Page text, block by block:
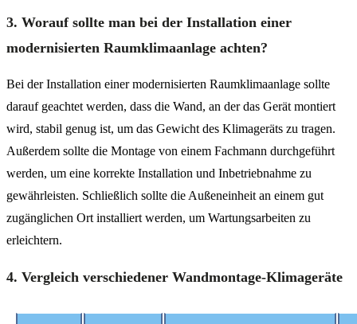
3. Worauf sollte man bei der Installation einer
modernisierten Raumklimaanlage achten?
Bei der Installation einer modernisierten Raumklimaanlage sollte
darauf geachtet werden, dass die Wand, an der das Gerät montiert
wird, stabil genug ist, um das Gewicht des Klimageräts zu tragen.
Außerdem sollte die Montage von einem Fachmann durchgeführt
werden, um eine korrekte Installation und Inbetriebnahme zu
gewährleisten. Schließlich sollte die Außeneinheit an einem gut
zugänglichen Ort installiert werden, um Wartungsarbeiten zu
erleichtern.
4. Vergleich verschiedener Wandmontage-Klimageräte